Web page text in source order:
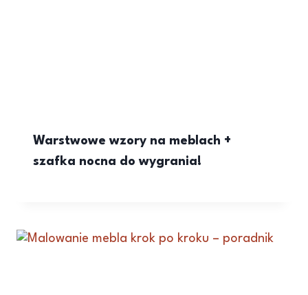
Warstwowe wzory na meblach +
szafka nocna do wygrania!